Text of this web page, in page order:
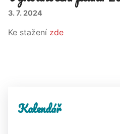
3. 7. 2024
Ke stažení zde
Kalendář